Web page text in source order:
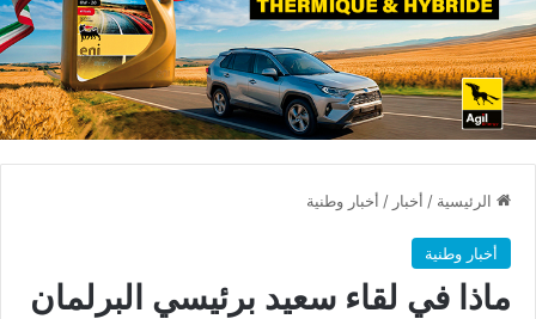
الرئيسية / أخبار / أخبار وطنية
أخبار وطنية
ماذا في لقاء سعيد برئيسي البرلمان